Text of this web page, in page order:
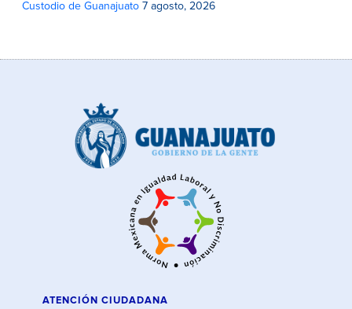
Custodio de Guanajuato 7 agosto, 2026
ATENCIÓN CIUDADANA